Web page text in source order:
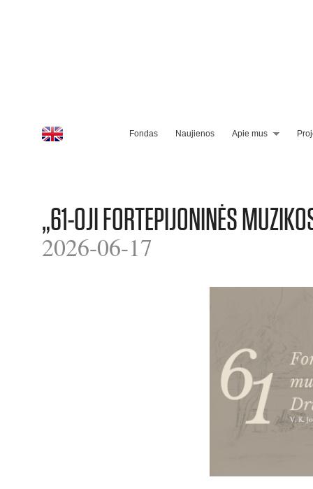
Fondas Naujienos Apie mus
„61-OJI FORTEPIJONINĖS
2026-06-17